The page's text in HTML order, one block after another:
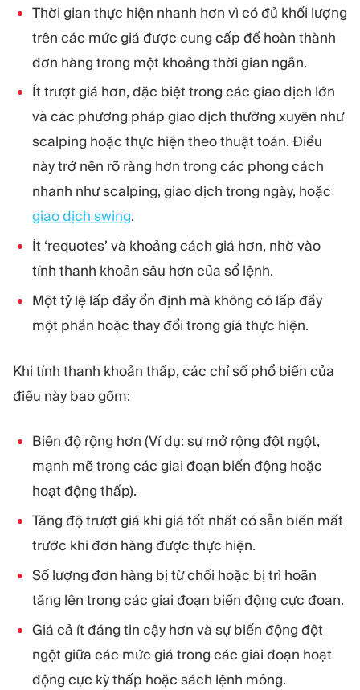
Thời gian thực hiện nhanh hơn vì có đủ khối lượng
trên các mức giá được cung cấp để hoàn thành
đơn hàng trong một khoảng thời gian ngắn.
Ít trượt giá hơn, đặc biệt trong các giao dịch lớn
và các phương pháp giao dịch thường xuyên như
scalping hoặc thực hiện theo thuật toán. Điều
này trở nên rõ ràng hơn trong các phong cách
nhanh như scalping, giao dịch trong ngày, hoặc
giao dịch swing.
Ít ‘requotes’ và khoảng cách giá hơn, nhờ vào
tính thanh khoản sâu hơn của sổ lệnh.
Một tỷ lệ lấp đầy ổn định mà không có lấp đầy
một phần hoặc thay đổi trong giá thực hiện.
Khi tính thanh khoản thấp, các chỉ số phổ biến của
điều này bao gồm:
Biên độ rộng hơn (Ví dụ: sự mở rộng đột ngột,
mạnh mẽ trong các giai đoạn biến động hoặc
hoạt động thấp).
Tăng độ trượt giá khi giá tốt nhất có sẵn biến mất
trước khi đơn hàng được thực hiện.
Số lượng đơn hàng bị từ chối hoặc bị trì hoãn
tăng lên trong các giai đoạn biến động cực đoan.
Giá cả ít đáng tin cậy hơn và sự biến động đột
ngột giữa các mức giá trong các giai đoạn hoạt
động cực kỳ thấp hoặc sách lệnh mỏng.